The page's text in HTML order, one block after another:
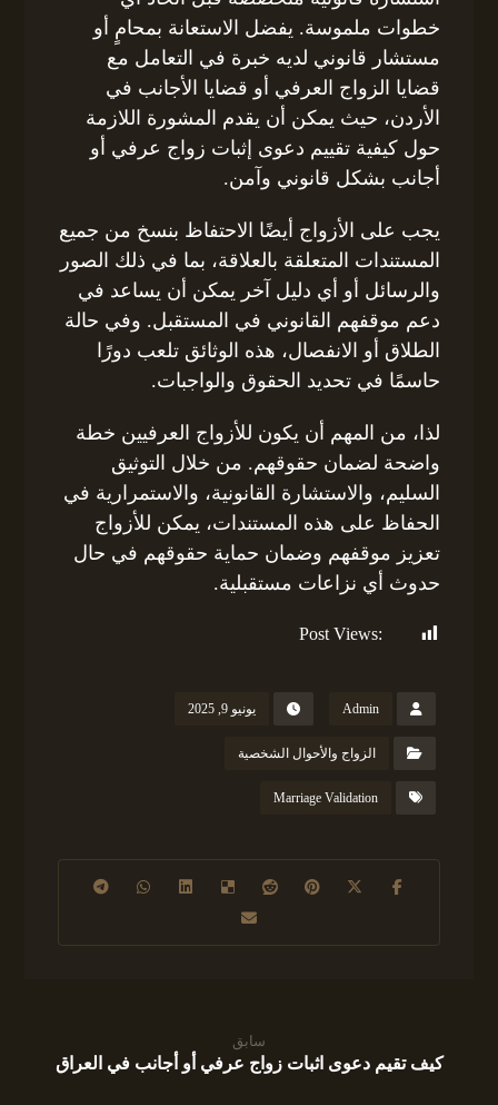
خطوات ملموسة. يفضل الاستعانة بمحامٍ أو
مستشار قانوني لديه خبرة في التعامل مع
قضايا الزواج العرفي أو قضايا الأجانب في
الأردن، حيث يمكن أن يقدم المشورة اللازمة
حول كيفية تقييم دعوى إثبات زواج عرفي أو
أجانب بشكل قانوني وآمن.
يجب على الأزواج أيضًا الاحتفاظ بنسخ من جميع
المستندات المتعلقة بالعلاقة، بما في ذلك الصور
والرسائل أو أي دليل آخر يمكن أن يساعد في
دعم موقفهم القانوني في المستقبل. وفي حالة
الطلاق أو الانفصال، هذه الوثائق تلعب دورًا
حاسمًا في تحديد الحقوق والواجبات.
لذا، من المهم أن يكون للأزواج العرفيين خطة
واضحة لضمان حقوقهم. من خلال التوثيق
السليم، والاستشارة القانونية، والاستمرارية في
الحفاظ على هذه المستندات، يمكن للأزواج
تعزيز موقفهم وضمان حماية حقوقهم في حال
حدوث أي نزاعات مستقبلية.
Post Views:
Admin يونيو 9, 2025
الزواج والأحوال الشخصية
Marriage Validation
سابق
كيف تقيم دعوى اثبات زواج عرفي أو أجانب في العراق